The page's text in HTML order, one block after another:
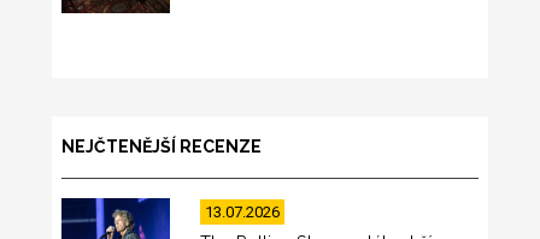
NEJČTENĚJŠÍ RECENZE
13.07.2026